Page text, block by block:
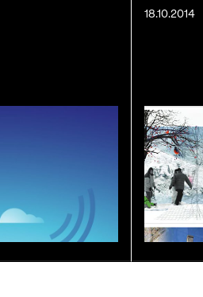
18.10.2014